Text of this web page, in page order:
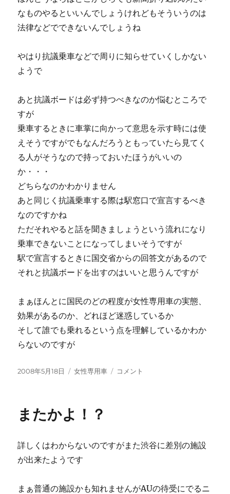
なものやるといいんでしょうけれどもそういうのは
法律などでできないんでしょうね
やはり抗議乗車などで周りに知らせていくしかない
ようで
あと抗議ボードは必ず持つべきなのか悩むところで
すが
乗車するときに車掌に向かって意思を示す時には使
えそうですがでもなんだろうともっていたら見てく
る人がそうなので持っておいたほうがいいの
か・・・
どちらなのかわかりません
あと同じく抗議乗車する際は駅窓口で宣言するべき
なのですかね
ただそれやると話を聞きましょうという流れになり
乗車できないことになってしまいそうですが
駅で宣言するときに国交省からの回答文があるので
それと抗議ボードを出すのはいいと思うんですが
まぁほんとに国民のどの程度が女性専用車の実態、
効果があるのか、どれほど迷惑しているか
そして誰でも乗れるという点を理解しているかわか
らないのですが
投
2008年5月18日
カ
ー
女性専用車
世
コメント
またかよ！？
詳しくはわからないのですがまた渋谷に差別の施設
が出来たようです
まぁ普通の施設かも知れませんがAUの待受にでるニ